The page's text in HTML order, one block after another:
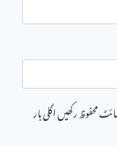
محفوظ رکھیں اگلی بار